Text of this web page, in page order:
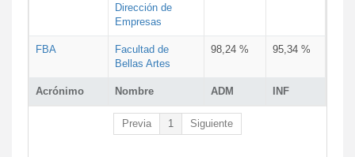
Acrónimo Nombre ADM INF
Dirección de
Empresas
FBA
Facultad de
Bellas Artes
98,24 % 95,34 %
Previa 1 Siguiente